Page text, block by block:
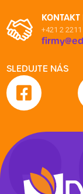
+421 2 2211
SLEDUJTE NÁS